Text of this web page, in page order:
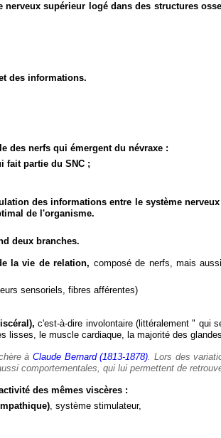
nerveux supérieur logé dans des structures
des informations.
des nerfs qui émergent du névraxe :
fait partie du SNC ;
des informations entre le système
de l'organisme.
deux branches.
la vie de relation, composé de nerfs, mais
sensoriels, fibres afférentes)
c'est-à-dire involontaire (littéralement " qui
lisses, le muscle cardiaque, la majorité des
àClaude Bernard (1813-1878). Lors des
comportementales, qui lui permettent de
des mêmes viscères :
, système stimulateur,